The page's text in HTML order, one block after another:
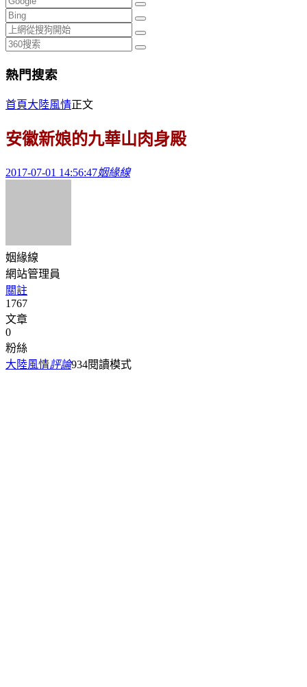
熱門搜索
首頁大陸風情正文
安徽新娘的九華山肉身殿
2017-07-01 14:56:47姻緣線
姻緣線
網站管理員
關註
1767
文章
0
粉絲
大陸風情評論934閱讀模式